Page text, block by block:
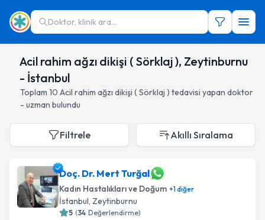
Doktor, klinik ara...
Acil rahim ağzı dikişi ( Sörklaj ), Zeytinburnu
- İstanbul
Toplam 10 Acil rahim ağzı dikişi ( Sörklaj ) tedavisi yapan doktor
- uzman bulundu
Filtrele Akıllı Sıralama
Doç. Dr. Mert Turğal
Kadın Hastalıkları ve Doğum +1diğer
İstanbul, Zeytinburnu
5 (34 Değerlendirme)